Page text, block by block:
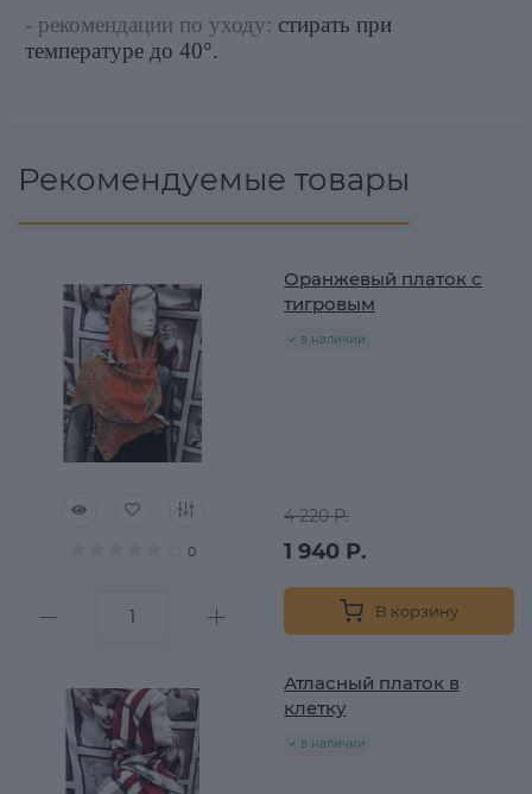
- рекомендации по уходу: стирать при
температуре до 40°.
Рекомендуемые товары
0
Оранжевый платок с
тигровым
в наличии
4 220 Р.
1 940 Р.
В корзину
Атласный платок в
клетку
в наличии